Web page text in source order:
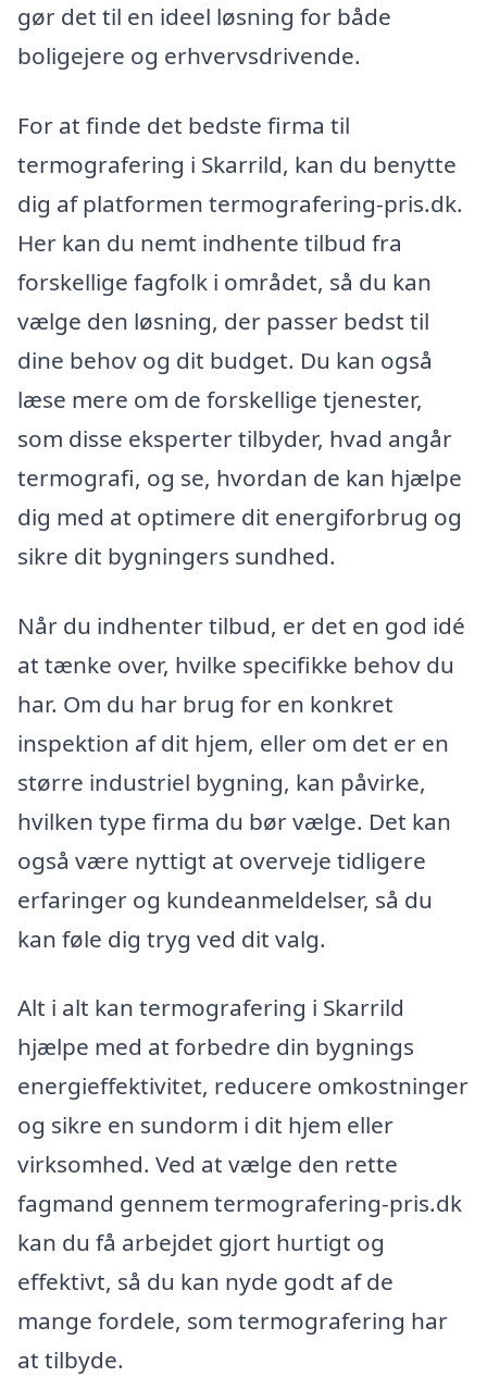
gør det til en ideel løsning for både
boligejere og erhvervsdrivende.
For at finde det bedste firma til
termografering i Skarrild, kan du benytte
dig af platformen termografering-pris.dk.
Her kan du nemt indhente tilbud fra
forskellige fagfolk i området, så du kan
vælge den løsning, der passer bedst til
dine behov og dit budget. Du kan også
læse mere om de forskellige tjenester,
som disse eksperter tilbyder, hvad angår
termografi, og se, hvordan de kan hjælpe
dig med at optimere dit energiforbrug og
sikre dit bygningers sundhed.
Når du indhenter tilbud, er det en god idé
at tænke over, hvilke specifikke behov du
har. Om du har brug for en konkret
inspektion af dit hjem, eller om det er en
større industriel bygning, kan påvirke,
hvilken type firma du bør vælge. Det kan
også være nyttigt at overveje tidligere
erfaringer og kundeanmeldelser, så du
kan føle dig tryg ved dit valg.
Alt i alt kan termografering i Skarrild
hjælpe med at forbedre din bygnings
energieffektivitet, reducere omkostninger
og sikre en sundorm i dit hjem eller
virksomhed. Ved at vælge den rette
fagmand gennem termografering-pris.dk
kan du få arbejdet gjort hurtigt og
effektivt, så du kan nyde godt af de
mange fordele, som termografering har
at tilbyde.